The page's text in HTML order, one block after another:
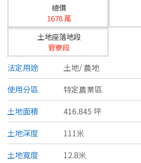
基隆市
新北市
宜蘭縣
桃園市
新竹市
新竹縣
苗栗縣
類型(可複選)
不拘 公寓 電梯大
別墅 透天厝 樓中
農舍 辦公 店面
總價
1678 萬
土地座落地段
管寮段
法定用途 土地/ 農地
使用分區
特定農業區
土地面積
416.845 坪
土地深度
111米
土地寬度
12.8米